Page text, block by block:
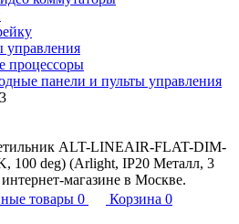
управления
процессоры
панели и пульты управления
ALT-LINEAIR-FLAT-DIM-
100 deg) (Arlight, IP20 Металл, 3
магазине в Москве.
товары 0 Корзина 0